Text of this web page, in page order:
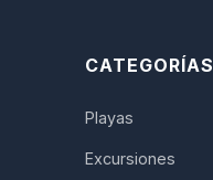
CATEGORÍAS
Playas
Excursiones